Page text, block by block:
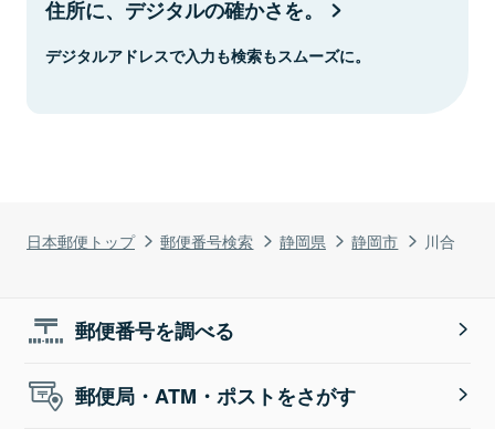
日本郵便トップ 郵便番号検索 静岡県 静岡市 川合
住所に、デジタルの確かさを。
デジタルアドレスで入力も検索もスムーズに。
郵便番号を調べる
郵便局・ATM・ポストをさがす